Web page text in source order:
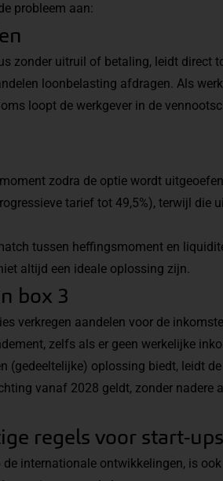
probleem aan:
zonder uitruil of betaling, leidt direct
loonbelasting afdragen. Als
loopt de werkgever in de
zodra de optie wordt
tarief tot 49,5%), terwijl die
tussen heffingsmoment en
altijd een ideale oplossing zijn.
box 3
verkregen aandelen voor de
zelfs als er geen werkelijke
(gedeeltelijke) oplossing biedt, leidt de
vanaf 2028 geldt, zonder nadere
regels voor start-
internationale ontwikkelingen, is